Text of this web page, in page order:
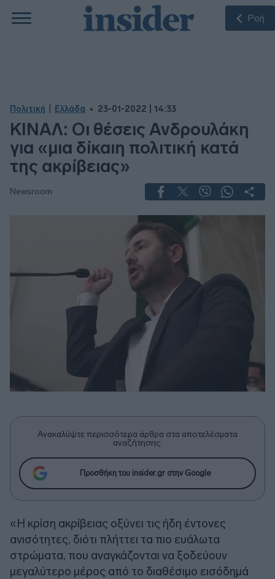
Ροή
Πολιτική Ελλάδα 23-01-2022 | 14:33
ΚΙΝΑΛ: Οι θέσεις Ανδρουλάκη
για «μια δίκαιη πολιτική κατά
της ακρίβειας»
Newsroom
Ανακαλύψτε περισσότερα άρθρα στα αποτελέσματα
αναζήτησης.
Προσθήκη του insider.gr στην Google
«Η κρίση ακρίβειας οξύνει τις ήδη έντονες
ανισότητες, διότι πλήττει τα πιο ευάλωτα
στρώματα, που αναγκάζονται να ξοδεύουν
μεγαλύτερο μέρος από το διαθέσιμο εισόδημά